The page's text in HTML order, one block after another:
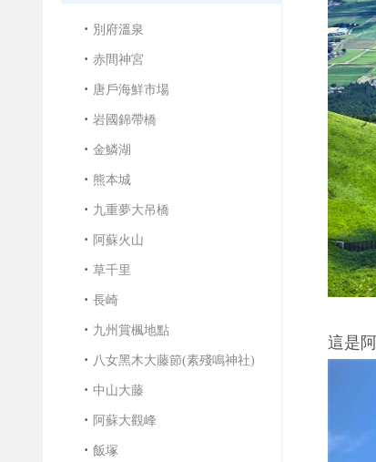
別府溫泉
赤間神宮
唐戶海鮮市場
岩國錦帶橋
金鱗湖
熊本城
九重夢大吊橋
阿蘇火山
草千里
長崎
九州賞楓地點
八女黑木大藤節(素殘鳴神社)
中山大藤
阿蘇大觀峰
飯塚
這是